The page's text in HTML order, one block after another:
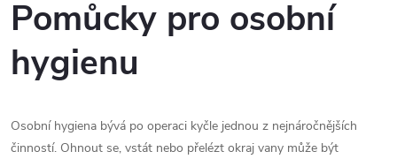
Pomůcky pro osobní
hygienu
Osobní hygiena bývá po operaci kyčle jednou z nejnáročnějších
činností. Ohnout se, vstát nebo přelézt okraj vany může být